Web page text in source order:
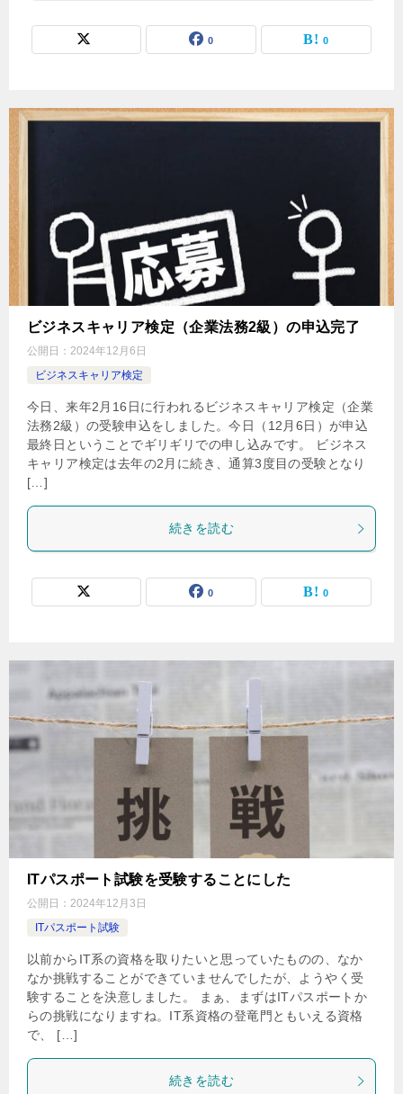
0 0
ビジネスキャリア検定（企業法務2級）の申込完了
公開日： 2024年12月6日
ビジネスキャリア検定
今日、来年2月16日に行われるビジネスキャリア検定（企業
法務2級）の受験申込をしました。今日（12月6日）が申込
最終日ということでギリギリでの申し込みです。 ビジネス
キャリア検定は去年の2月に続き、通算3度目の受験となり
[…]
続きを読む
0 0
ITパスポート試験を受験することにした
公開日： 2024年12月3日
ITパスポート試験
以前からIT系の資格を取りたいと思っていたものの、なか
なか挑戦することができていませんでしたが、ようやく受
験することを決意しました。 まぁ、まずはITパスポートか
らの挑戦になりますね。IT系資格の登竜門ともいえる資格
で、 […]
続きを読む